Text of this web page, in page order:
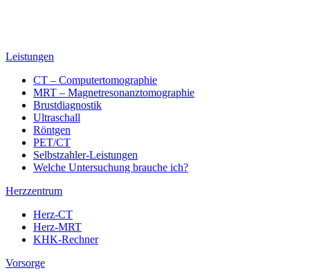
Leistungen
CT – Computertomographie
MRT – Magnetresonanztomographie
Brustdiagnostik
Ultraschall
Röntgen
PET/CT
Selbstzahler-Leistungen
Welche Untersuchung brauche ich?
Herzzentrum
Herz-CT
Herz-MRT
KHK-Rechner
Vorsorge